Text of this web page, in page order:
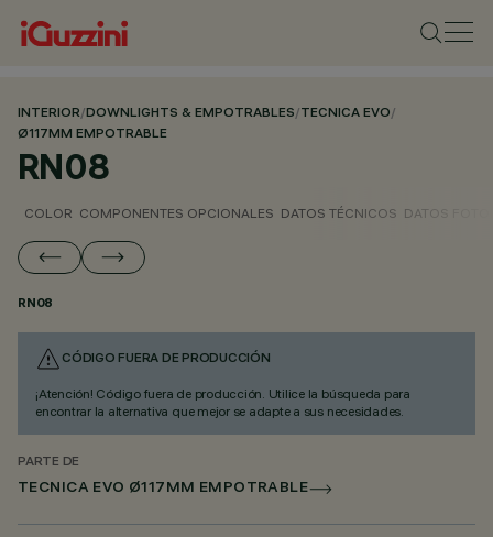
INTERIOR/DOWNLIGHTS & EMPOTRABLES/TECNICA EVO/
Ø117MM EMPOTRABLE
RN08
COLOR COMPONENTES OPCIONALES DATOS TÉCNICOS DATOS
RN08
CÓDIGO FUERA DE PRODUCCIÓN
¡Atención! Código fuera de producción. Utilice la búsqueda para
encontrar la alternativa que mejor se adapte a sus necesidades.
PARTE DE
TECNICA EVO Ø117MM EMPOTRABLE